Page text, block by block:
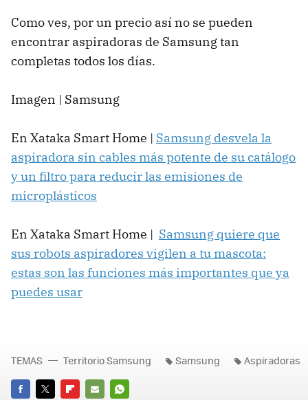
Como ves, por un precio así no se pueden
encontrar aspiradoras de Samsung tan
completas todos los días.
Imagen | Samsung
En Xataka Smart Home | Samsung desvela la
aspiradora sin cables más potente de su catálogo
y un filtro para reducir las emisiones de
microplásticos
En Xataka Smart Home | Samsung quiere que
sus robots aspiradores vigilen a tu mascota:
estas son las funciones más importantes que ya
puedes usar
TEMAS Territorio Samsung Samsung Aspiradoras